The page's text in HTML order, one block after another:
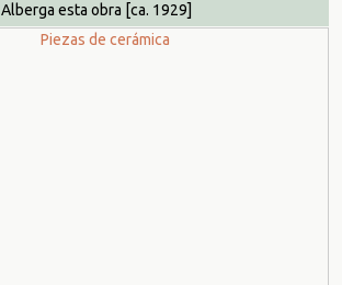
Alberga esta obra [ca. 1929]